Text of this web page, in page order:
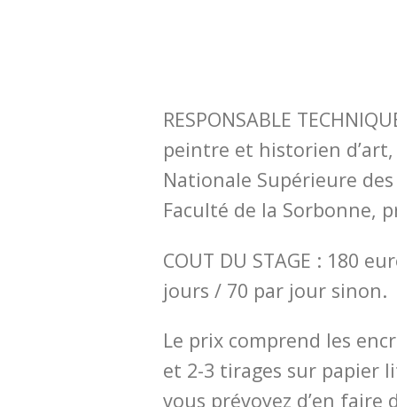
RESPONSABLE
peintre et historien d’art,
Nationale Supérieure
Faculté de la Sorbonne,
COUT DU STAGE : 180
jours / 70 par jour sinon.
Le prix comprend les
et 2-3 tirages sur papier
vous prévoyez d’en